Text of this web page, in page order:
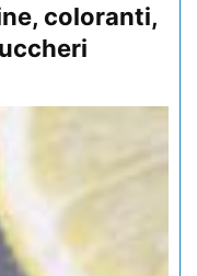
coloranti,